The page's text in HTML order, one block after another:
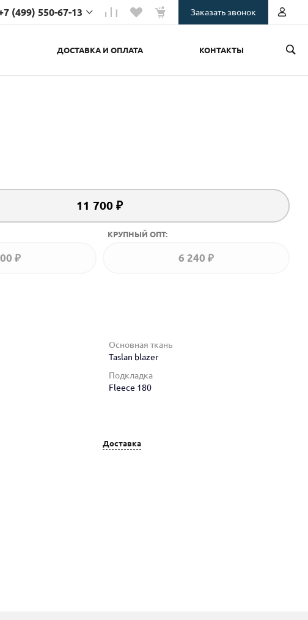
(499) 550-67-13
550-67-13
Заказать звонок
ДОСТАВКА И ОПЛАТА КОНТАКТЫ
11 700 ₽
₽
КРУПНЫЙ ОПТ:
6 240 ₽
Основная ткань
Taslan blazer
Подкладка
Fleece 180
Доставка